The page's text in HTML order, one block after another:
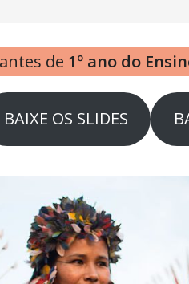
de 1º ano do
BAIXE OS SLIDES